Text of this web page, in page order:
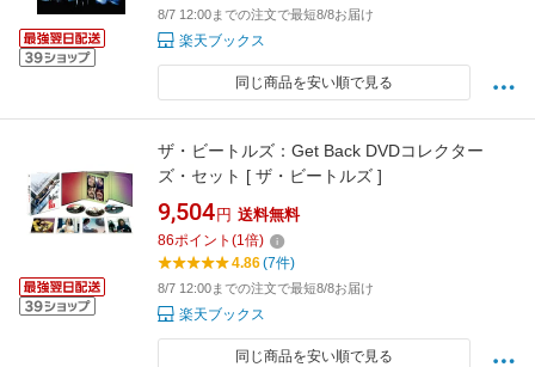
8/7 12:00までの注文で最短8/8お届け
楽天ブックス
同じ商品を安い順で見る
ザ・ビートルズ：Get Back DVDコレクター
ズ・セット [ ザ・ビートルズ ]
9,504 円 送料無料
86ポイント (1倍)
4.86(7件)
8/7 12:00までの注文で最短8/8お届け
楽天ブックス
同じ商品を安い順で見る